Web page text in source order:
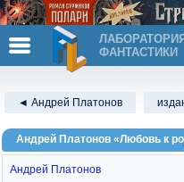
ЛАБОРАТОРИЯ
ФАНТАСТИКИ
◄ Андрей Платонов
Андрей Платонов «Любовь к
Андрей Платонов